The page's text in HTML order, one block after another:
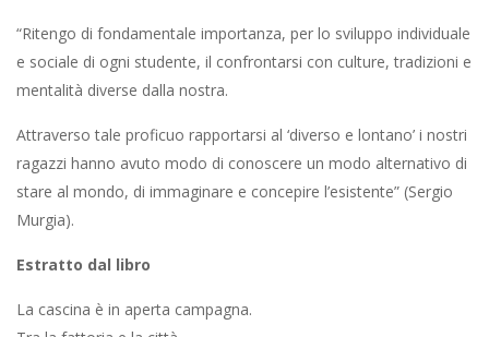
“Ritengo di fondamentale importanza, per lo sviluppo individuale
e sociale di ogni studente, il confrontarsi con culture, tradizioni e
mentalità diverse dalla nostra.
Attraverso tale proficuo rapportarsi al ‘diverso e lontano’ i nostri
ragazzi hanno avuto modo di conoscere un modo alternativo di
stare al mondo, di immaginare e concepire l’esistente” (Sergio
Murgia).
Estratto dal libro
La cascina è in aperta campagna.